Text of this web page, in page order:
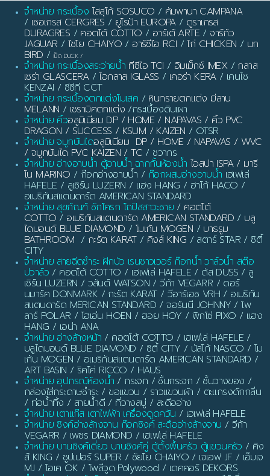
จำหน่าย กระเบื้อง โสสุโก้ SOSUCO / คัมพานา CAMPANA
/ เซอเกรส CERGRES / ยูโรป้า EUROPA/ ดูราเกรส
DURAGRES / คอตโต้ COTTO / อาร์เต้ ARTE /จาร์กัว
JAGUAR / ไชโย CHAIYO / อาร์ซีไอ RCI /ไก่ CHICKEN / นก
BIRD / เป็ด DUCK /
จำหน่าย กระเบื้องสระว่ายน้ำ ทีซีไอ TCI / อิมเม็กซ์ IMEX/ กลาส
เซร่า GLASCERA/ไอกลาส IGLASS / เคอร่า KERA/ เคนไซ
KENZAI / ซีซีที CCT
จำหน่าย กระเบื้องตกแต่งโมเสค / หินทรายตกแต่ง มีลาน
MELANN / เซรามิคตกแต่ง /กระเบื้องดินเผา
จำหน่าย คิ้วอลูมิเนียม DP / HOME / NAPAVAS / คิ้ว PVC
DRAGON / SUCCESS / KSUM / KAIZEN / OTSR
จำหน่าย จมูกบันไดอลูมิเนียม DP / HOME / NAPAVAS / WVC
/ จมูกบันได PVC KAIZEN / TC / ชวากร
จำหน่าย อ่างอาบน้ำ ตู้อาบน้ำ ฉากกั้นห้องน้ำ ไอสปา ISPA / มารี
โน MARINO / ก๊อกอ่างอาบน้ำ / ก๊อกผสมอ่างอาบน้ำ เฮเฟเล่
HAFELE / ลูเซิร์น LUZERN / แฮง HANG / ฮาโก้ HACO /
อเมริกันสแตนดาร์ด AMERICAN STANDARD
จำหน่าย สุขภัณฑ์ ชักโครก โถปัสสาวะชาย / คอตโต้
COTTO / อเมริกันสแตนดาร์ด AMERICAN STANDARD / บลู
ไดมอนด์ BLUE DIAMOND / โมเก้น MOGEN / บาธรูม
BATHROOM / กะรัต KARAT/ คิงส์ KING / สตาร์ STAR / ซิตี้
CITY
จำหน่าย สายฉีดชำระ ฝักบัว เรนชาวเวอร์ ก๊อกน้ำ วาล์วน้ำ สต๊อ
ปวาล์ว / คอตโต้ COTTO / เฮเฟเล่ HAFELE / ดัส DUSS / ลู
เซิร์น LUZERN / วสันต์ WATSON / วีก้า VEGARR / ดอร์
นมาร์ค DONMARK / กะรัต KARAT / วีอาร์เอช VRH / อเมริกัน
สแตนดาร์ด MERICAN STANDARD / จอร์นนี JOHNNY / โพ
ลาร์ POLAR / โฮเอ่น HOEN / ฮอย HOY / พิกโซ่ PIXO / แฮง
HANG / เอน่า ANA
จำหน่าย อ่างล้างหน้า / คอตโต้ COTTO / เฮเฟเล่ HAFELE /
บลูไดมอนด์ BLUE DIAMOND / ซิตี้ CITY / นัสโก้ NASCO / โม
เก้น MOGEN / อเมริกันสแตนดาร์ด AMERICAN STANDARD /
ART BASIN / ริคโค่ RICCO / HAUS
จำหน่าย อุปกรณ์ห้องน้ำ / กระจก / ชั้นกระจก / ชั้นวางของ /
กล่องใส่กระดาษชำระ / ขอแขวน / ราวแขวนผ้า / ตะแกรงดักกลิ่น
/ ท่อน้ำทิ้ง / สายน้ำดี / ที่วางสบู่ / สะดืออ่าง
จำหน่าย เตาแก๊ส เตาไฟฟ้า เครื่องดูดควัน / เฮเฟเล่ HAFELE
จำหน่าย ซิงค์อ่างล้างจาน ก๊อกซิงค์ สะดืออ่างล้างจาน / วีก้า
VEGARR / เพชร DIAMOND / เฮเฟเล่ HAFELE
จำหน่าย บานซิงค์เดี่ยว บานซิงค์คู่ ตู้ตั้งพื้นครัว ตู้แขวนครัว / คิง
ส์ KING / ซูปเปอร์ SUPER / ชัยโย CHAIYO / เจเอฟ JF / เอ็มเจ
MJ / โอเค OK / โพลีวูด Polywood / เดคคอร์ DEKORS